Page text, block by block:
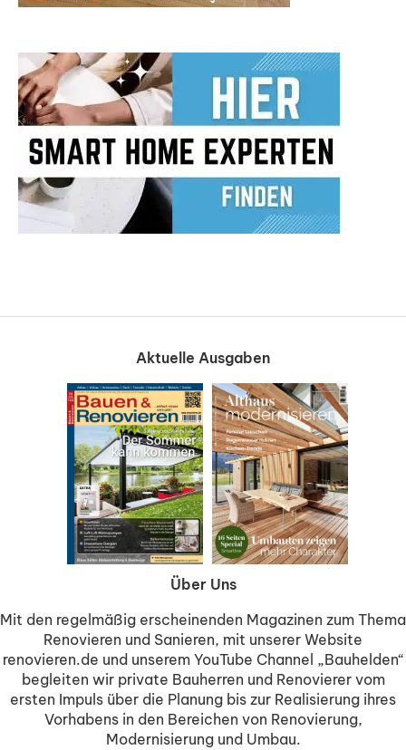
Aktuelle Ausgaben
Über Uns
Mit den regelmäßig erscheinenden Magazinen zum Thema
Renovieren und Sanieren, mit unserer Website
renovieren.de und unserem YouTube Channel „Bauhelden“
begleiten wir private Bauherren und Renovierer vom
ersten Impuls über die Planung bis zur Realisierung ihres
Vorhabens in den Bereichen von Renovierung,
Modernisierung und Umbau.